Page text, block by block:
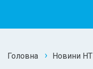
Головна Новини